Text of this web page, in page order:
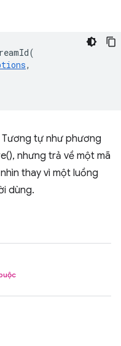
(
,
Tương tự như phương
nhưng trả về một mã
thay vì một luồng
dùng.